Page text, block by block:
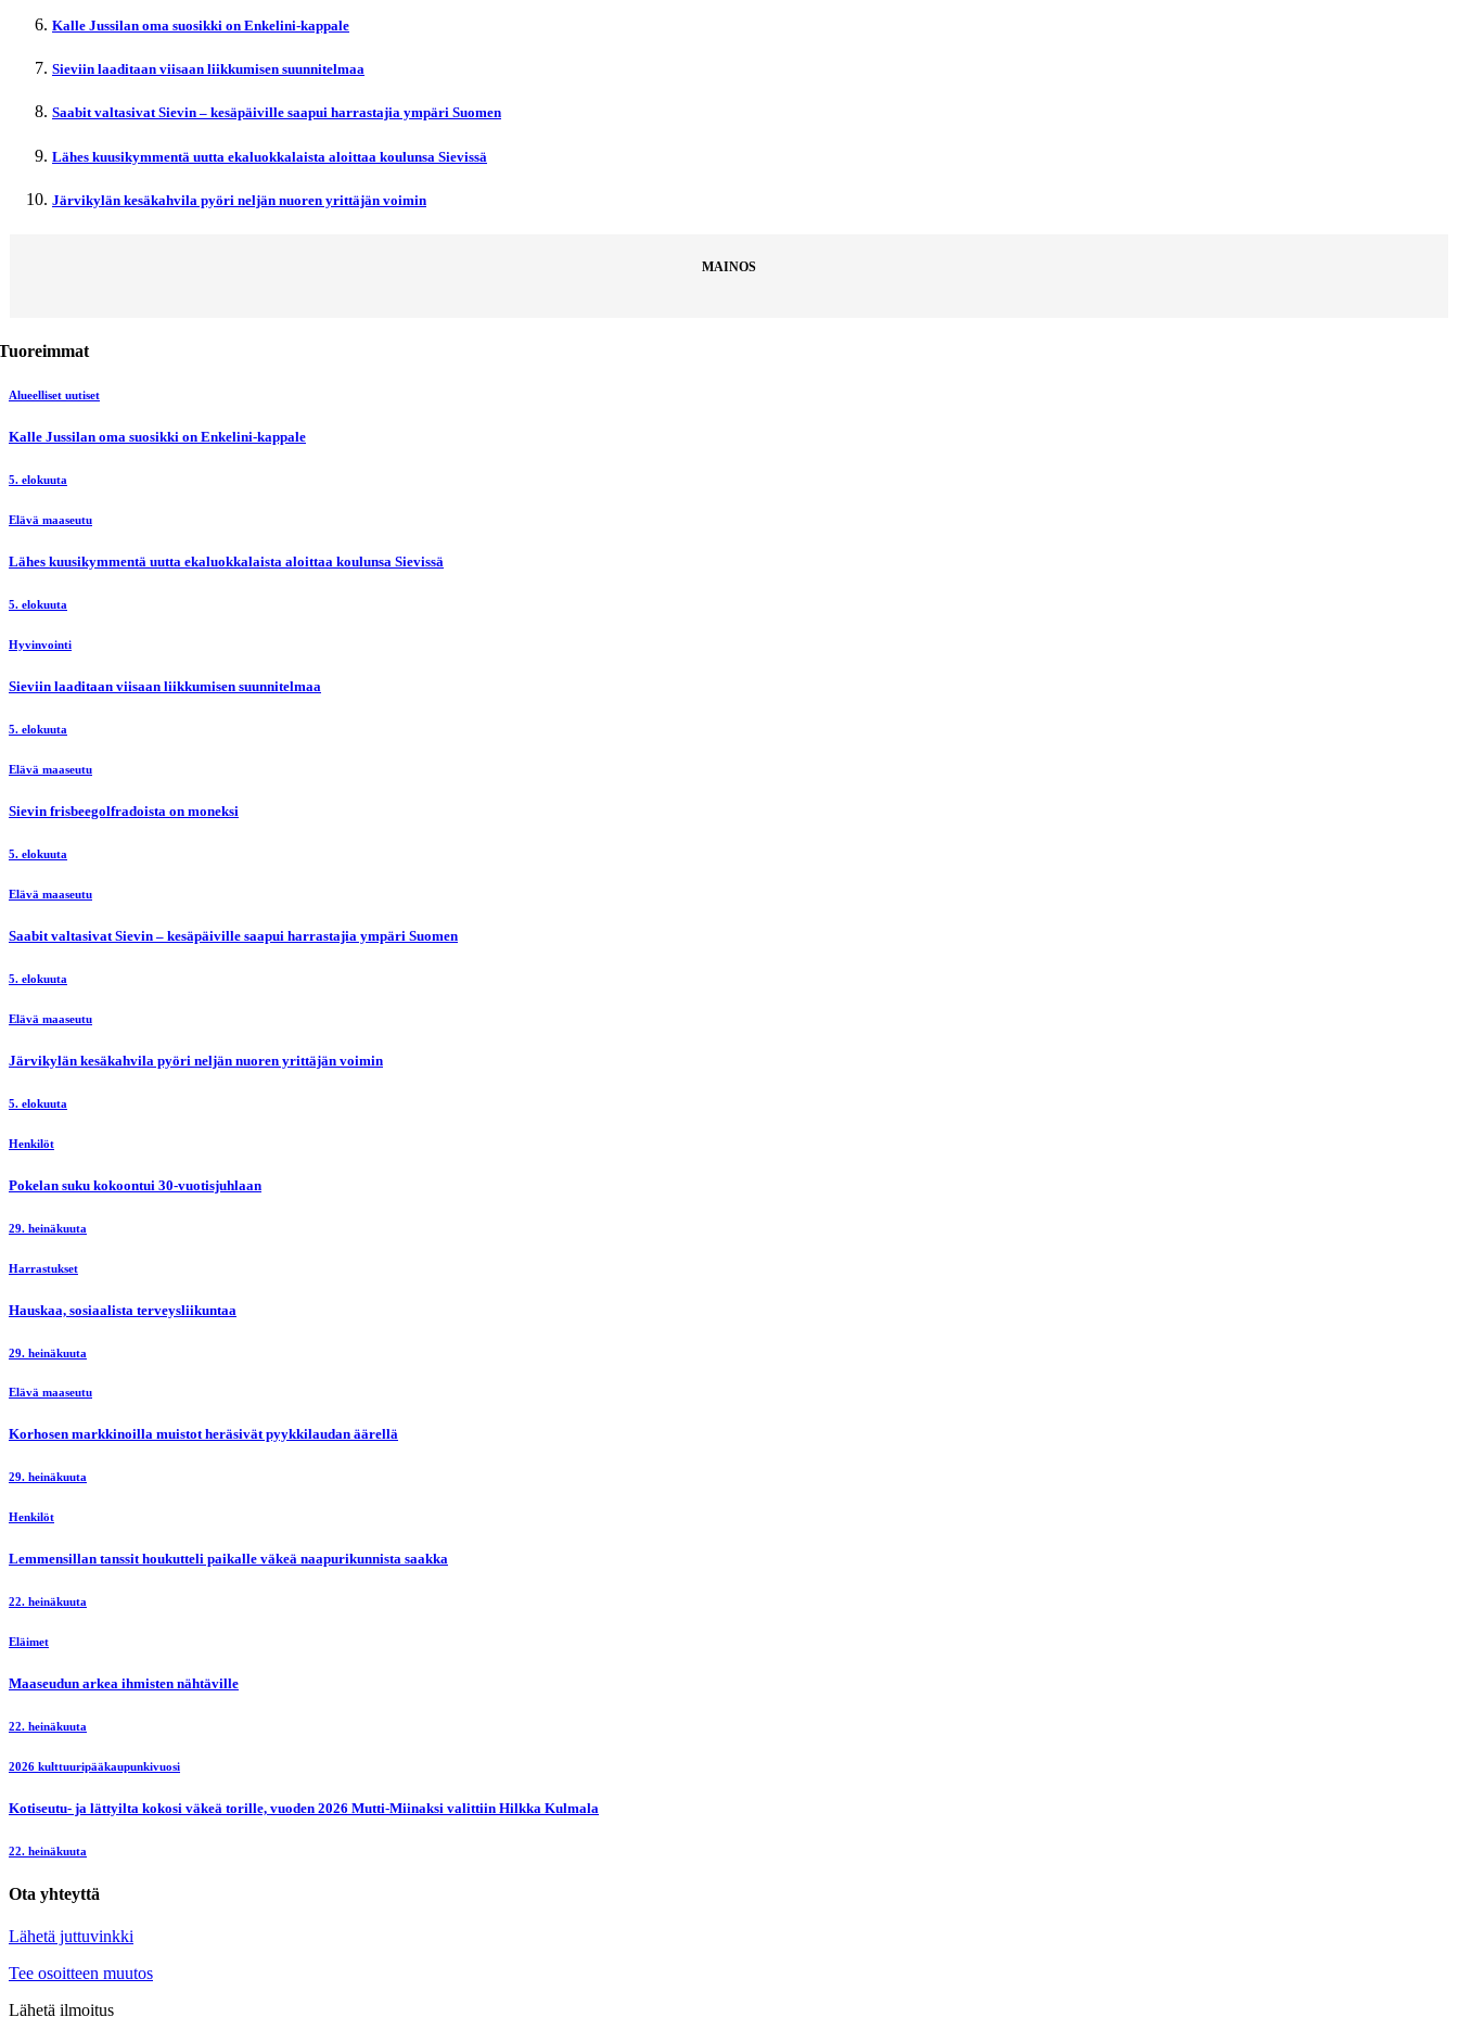
Kalle Jussilan oma suosikki on Enkelini-kappale
Sieviin laaditaan viisaan liikkumisen suunnitelmaa
Saabit valtasivat Sievin – kesäpäiville saapui harrastajia ympäri Suomen
Lähes kuusikymmentä uutta ekaluokkalaista aloittaa koulunsa Sievissä
Järvikylän kesäkahvila pyöri neljän nuoren yrittäjän voimin
MAINOS